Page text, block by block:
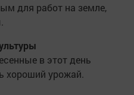
для работ на земле,
в этот день
хороший урожай.